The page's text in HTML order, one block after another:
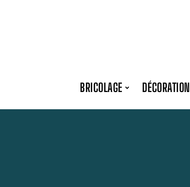
BRICOLAGE DÉCORATION